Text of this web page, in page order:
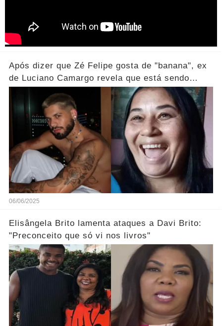
Após dizer que Zé Felipe gosta de "banana", ex
de Luciano Camargo revela que está sendo
06/06/2025
Elisângela Brito lamenta ataques a Davi Brito:
"Preconceito que só vi nos livros"